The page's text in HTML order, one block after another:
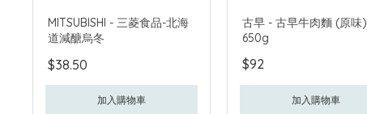
MITSUBISHI - 三菱食品-北海
道減醣烏冬
$38.50
加入購物車
古早 - 古早牛肉麵 (原味)
650g
$92
加入購物車